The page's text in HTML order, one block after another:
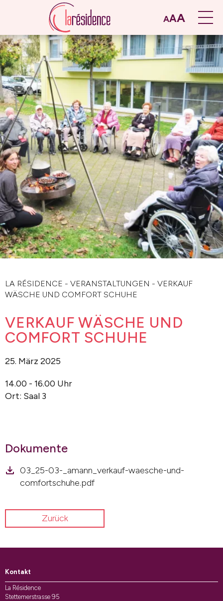
AAA
LA RÉSIDENCE - VERANSTALTUNGEN - VERKAUF
WÄSCHE UND COMFORT SCHUHE
VERKAUF WÄSCHE UND
COMFORT SCHUHE
25. März 2025
14.00 - 16.00 Uhr
Ort: Saal 3
Dokumente
03_25-03-_amann_verkauf-waesche-und-
comfortschuhe.pdf
Zurück
Kontakt
La Résidence
Stettemerstrasse 95